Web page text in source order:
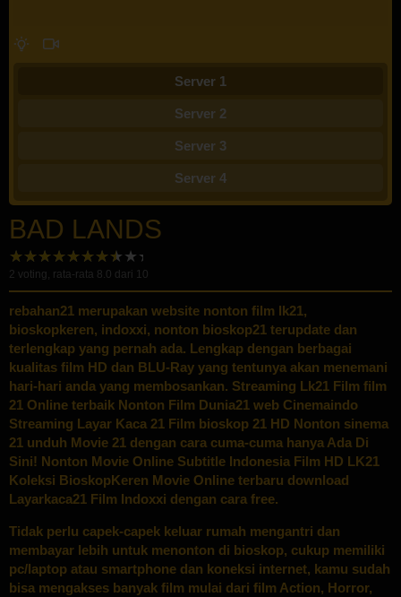
Server 1
Server 2
Server 3
Server 4
BAD LANDS
2 voting, rata-rata 8.0 dari 10
rebahan21 merupakan website nonton film lk21,
bioskopkeren, indoxxi, nonton bioskop21 terupdate dan
terlengkap yang pernah ada. Lengkap dengan berbagai
kualitas film HD dan BLU-Ray yang tentunya akan menemani
hari-hari anda yang membosankan. Streaming Lk21 Film film
21 Online terbaik Nonton Film Dunia21 web Cinemaindo
Streaming Layar Kaca 21 Film bioskop 21 HD Nonton sinema
21 unduh Movie 21 dengan cara cuma-cuma hanya Ada Di
Sini! Nonton Movie Online Subtitle Indonesia Film HD LK21
Koleksi BioskopKeren Movie Online terbaru download
Layarkaca21 Film Indoxxi dengan cara free.
Tidak perlu capek-capek keluar rumah mengantri dan
membayar lebih untuk menonton di bioskop, cukup memiliki
pc/laptop atau smartphone dan koneksi internet, kamu sudah
bisa mengakses banyak film mulai dari film Action, Horror,